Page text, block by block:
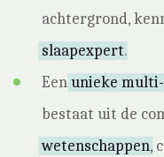
achtergrond,
slaapexpert.
Eenunieke
bestaat uit de
wetenschappen,